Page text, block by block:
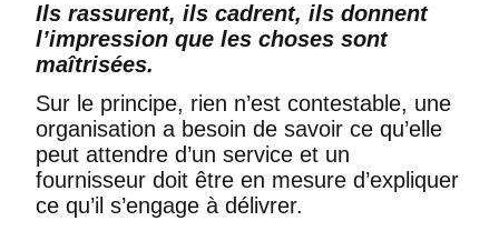
Ils rassurent, ils cadrent, ils donnent
l’impression que les choses sont
maîtrisées.
Sur le principe, rien n’est contestable, une
organisation a besoin de savoir ce qu’elle
peut attendre d’un service et un
fournisseur doit être en mesure d’expliquer
ce qu’il s’engage à délivrer.